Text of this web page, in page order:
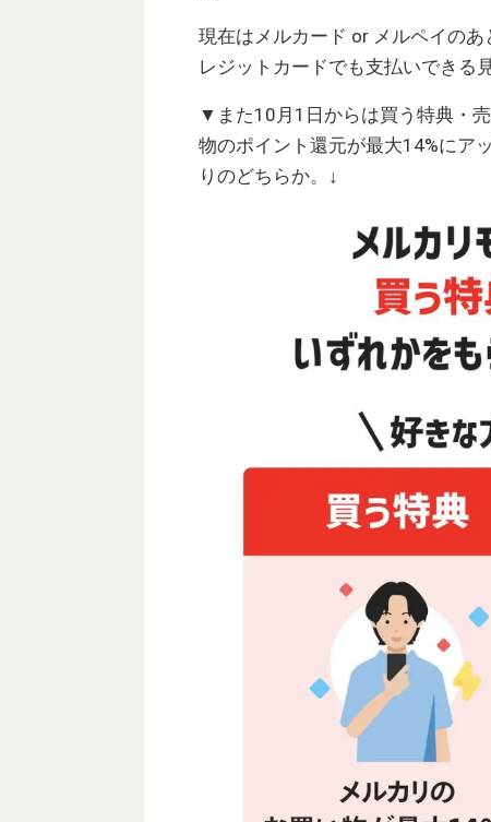
現在はメルカード or メルペイの
レジットカードでも支払いできる
▼また10月1日からは買う特典・
物のポイント還元が最大14%にア
りのどちらか。↓